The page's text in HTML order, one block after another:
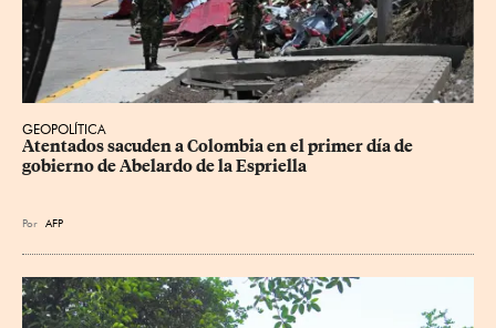
GEOPOLÍTICA
Atentados sacuden a Colombia en el primer día de
gobierno de Abelardo de la Espriella
Por AFP